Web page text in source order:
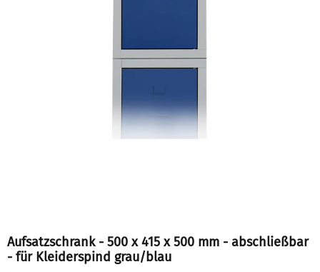
Aufsatzschrank - 500 x 415 x 500 mm - abschließbar
- für Kleiderspind grau/blau